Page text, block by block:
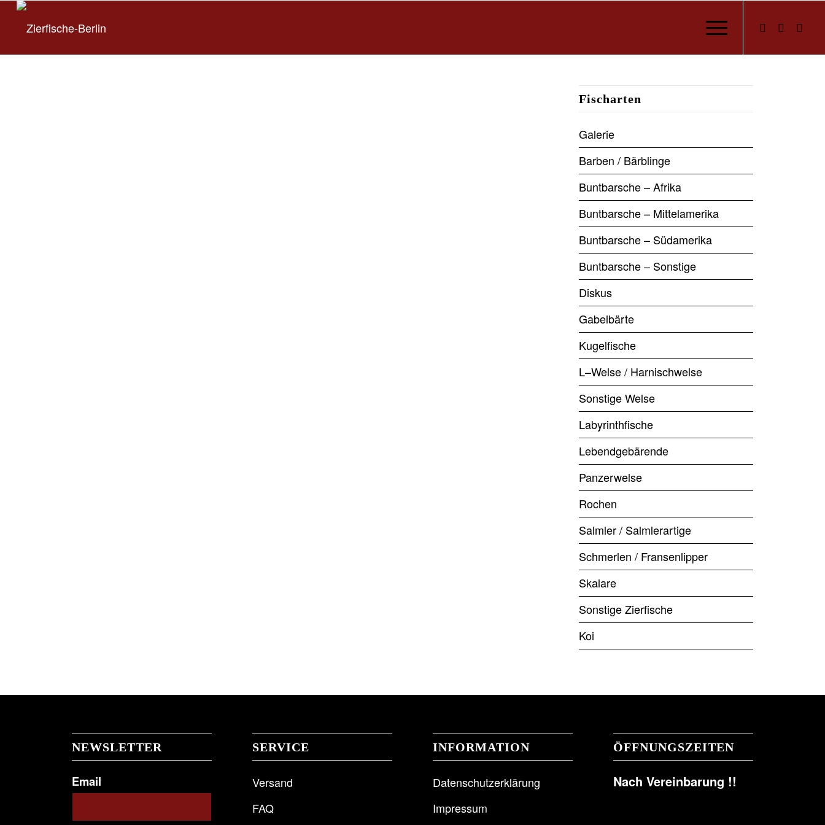
Fischarten
Galerie
Barben / Bärblinge
Buntbarsche – Afrika
Buntbarsche – Mittelamerika
Buntbarsche – Südamerika
Buntbarsche – Sonstige
Diskus
Gabelbärte
Kugelfische
L–Welse / Harnischwelse
Sonstige Welse
Labyrinthfische
Lebendgebärende
Panzerwelse
Rochen
Salmler / Salmlerartige
Schmerlen / Fransenlipper
Skalare
Sonstige Zierfische
Koi
NEWSLETTER
Email
SERVICE
Versand
FAQ
INFORMATION
Datenschutzerklärung
Impressum
ÖFFNUNGSZEITEN
Nach Vereinbarung !!